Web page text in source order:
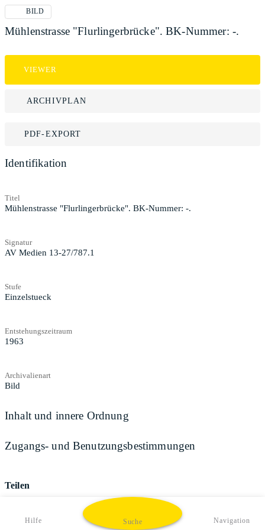
BILD
Mühlenstrasse "Flurlingerbrücke". BK-Nummer: -.
VIEWER
ARCHIVPLAN
PDF-EXPORT
Identifikation
Titel
Mühlenstrasse "Flurlingerbrücke". BK-Nummer: -.
Signatur
AV Medien 13-27/787.1
Stufe
Einzelstueck
Entstehungszeitraum
1963
Archivalienart
Bild
Inhalt und innere Ordnung
Zugangs- und Benutzungsbestimmungen
Teilen
Hilfe Suche Navigation